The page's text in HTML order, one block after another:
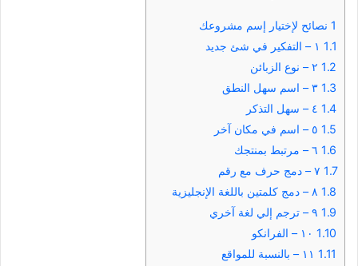
1 نصائح لإختيار إسم مشروعك
1.1
1.2
1.3
1.4
1.5
1.6
1.7
1.8
1.9
1.10
1.11